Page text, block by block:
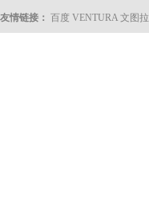
友情链接： 百度 VENTURA 文图拉